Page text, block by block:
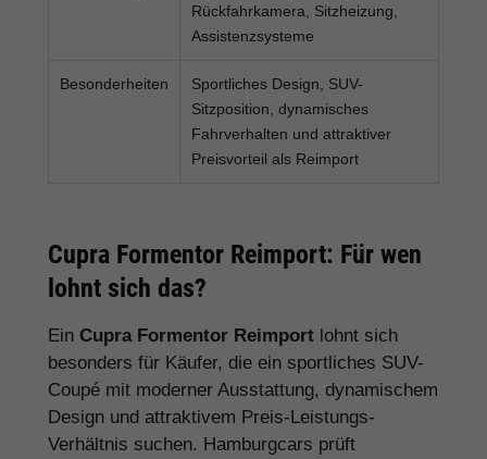
Rückfahrkamera, Sitzheizung,
Assistenzsysteme
Besonderheiten
Sportliches Design, SUV-
Sitzposition, dynamisches
Fahrverhalten und attraktiver
Preisvorteil als Reimport
Cupra Formentor Reimport: Für wen
lohnt sich das?
Ein Cupra Formentor Reimport lohnt sich
besonders für Käufer, die ein sportliches SUV-
Coupé mit moderner Ausstattung, dynamischem
Design und attraktivem Preis-Leistungs-
Verhältnis suchen. Hamburgcars prüft